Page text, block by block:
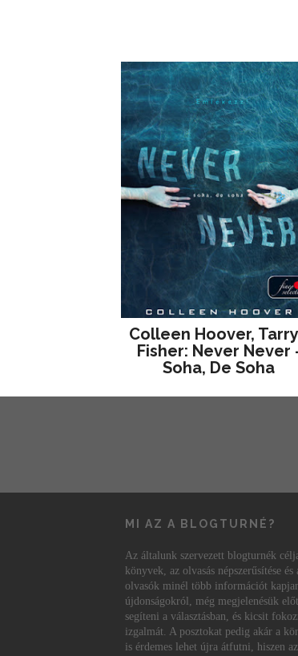
Colleen Hoover,
Fisher: Never Never
Soha, De Soha
MI AZ A BLOGTURNÉ?
Az általunk szervezett blogturnék
könyvek, az olvasás népszerűsítése és
olvasók minél több információt
újdonságokról, még megjelenésük
segíteni a választásban, és kicsit
izgalmát. A posztokat pedig akár a
is érdemes lehet újra átfutni, hiszen